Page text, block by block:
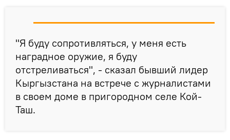
"Я буду сопротивляться, у меня есть
наградное оружие, я буду
отстреливаться", - сказал бывший лидер
Кыргызстана на встрече с журналистами
в своем доме в пригородном селе Кой-
Таш.